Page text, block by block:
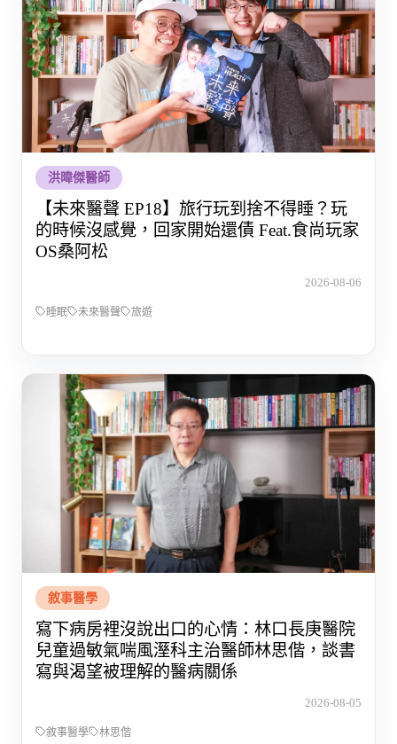
洪暐傑醫師
【未來醫聲 EP18】旅行玩到捨不得睡？玩
的時候沒感覺，回家開始還債 Feat.食尚玩家
OS桑阿松
2026-08-06
睡眠 未來醫聲 旅遊
敘事醫學
寫下病房裡沒說出口的心情：林口長庚醫院
兒童過敏氣喘風溼科主治醫師林思偕，談書
寫與渴望被理解的醫病關係
2026-08-05
敘事醫學 林思偕